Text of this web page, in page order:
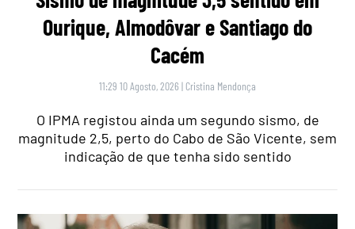
Ourique, Almodôvar e Santiago do
Cacém
11:29 10 Agosto, 2026 | Cristina Mendonça
O IPMA registou ainda um segundo sismo, de
magnitude 2,5, perto do Cabo de São Vicente, sem
indicação de que tenha sido sentido